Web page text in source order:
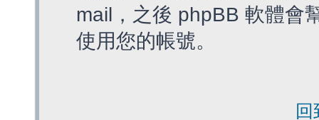
mail，之後 phpBB 軟體會
使用您的帳號。